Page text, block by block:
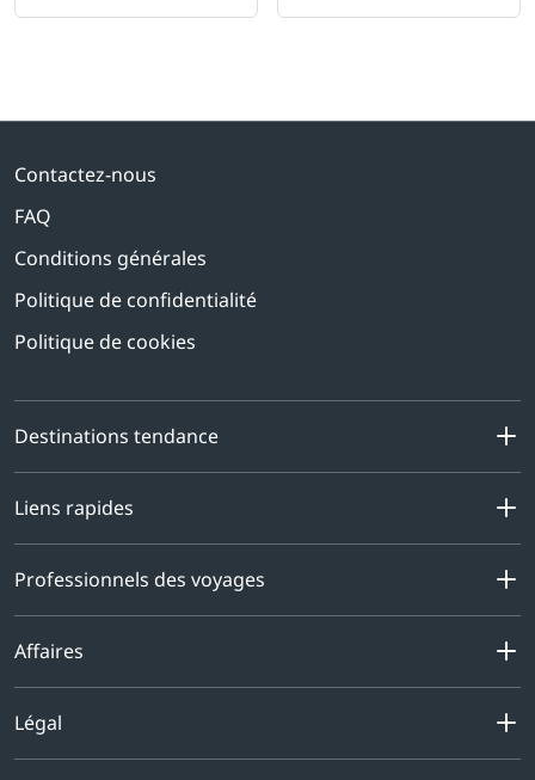
Contactez-nous
FAQ
Conditions générales
Politique de confidentialité
Politique de cookies
Destinations tendance
Liens rapides
Professionnels des voyages
Affaires
Légal